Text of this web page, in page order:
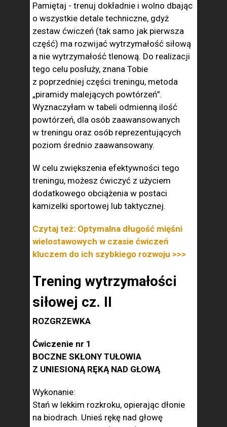
Pamiętaj - trenuj dokładnie i wolno dbając
o wszystkie detale techniczne, gdyż
zestaw ćwiczeń (tak samo jak pierwsza
część) ma rozwijać wytrzymałość siłową
a nie wytrzymałość tlenową. Do realizacji
tego celu posłuży, znana Tobie
z poprzedniej części treningu, metoda
„piramidy malejących powtórzeń”.
Wyznaczyłam w tabeli odmienną ilość
powtórzeń, dla osób zaawansowanych
w treningu oraz osób reprezentujących
poziom średnio zaawansowany.
W celu zwiększenia efektywności tego
treningu, możesz ćwiczyć z użyciem
dodatkowego obciążenia w postaci
kamizelki sportowej lub taktycznej.
Czytaj też: Optymalna długość mięśni
wielostawowych w czasie ćwiczeń
kluczem do ich szybkiego rozwoju >>>
Trening wytrzymałości
siłowej cz. II
ROZGRZEWKA
Ćwiczenie nr 1
BOCZNE SKŁONY TUŁOWIA
Z UNIESIONĄ RĘKĄ NAD GŁOWĄ
Wykonanie:
Stań w lekkim rozkroku, opierając dłonie
na biodrach. Unieś rękę nad głowę